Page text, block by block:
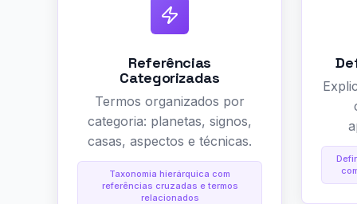
Referências
Categorizadas
Termos organizados por
categoria: planetas, signos,
casas, aspectos e técnicas.
Taxonomia hierárquica com
referências cruzadas e termos
relacionados